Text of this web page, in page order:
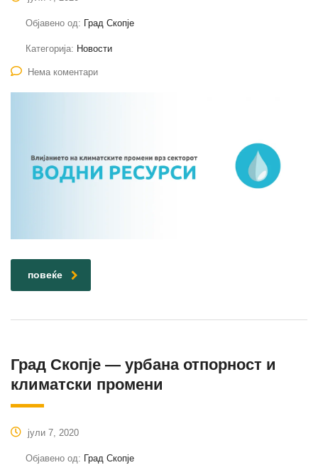
Објавено од: Град Скопје
Категорија: Новости
Нема коментари
повеќе
Град Скопје — урбана отпорност и
климатски промени
јули 7, 2020
Објавено од: Град Скопје